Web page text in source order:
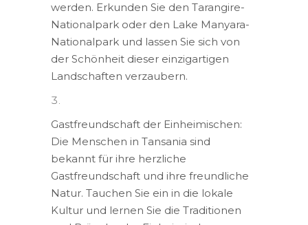
werden. Erkunden Sie den Tarangire-
Nationalpark oder den Lake Manyara-
Nationalpark und lassen Sie sich von
der Schönheit dieser einzigartigen
Landschaften verzaubern.
Gastfreundschaft der Einheimischen:
Die Menschen in Tansania sind
bekannt für ihre herzliche
Gastfreundschaft und ihre freundliche
Natur. Tauchen Sie ein in die lokale
Kultur und lernen Sie die Traditionen